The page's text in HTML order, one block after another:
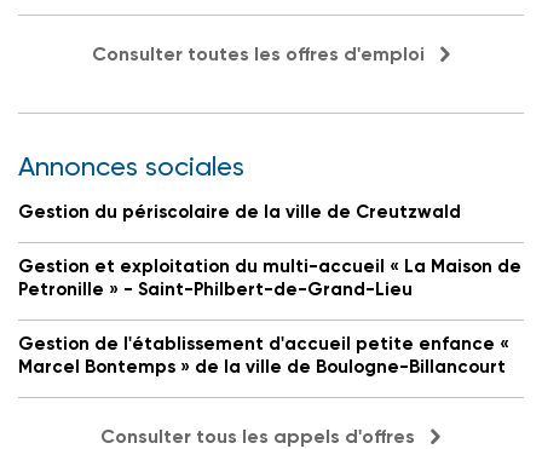
Consulter toutes les offres d'emploi
Annonces sociales
Gestion du périscolaire de la ville de Creutzwald
Gestion et exploitation du multi-accueil « La Maison de
Petronille » - Saint-Philbert-de-Grand-Lieu
Gestion de l'établissement d'accueil petite enfance «
Marcel Bontemps » de la ville de Boulogne-Billancourt
Consulter tous les appels d'offres